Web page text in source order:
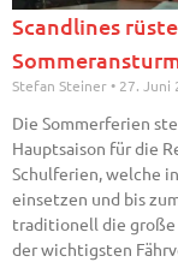
Scandlines
Stefan Steiner 27. Juni
Die Sommerferien
Hauptsaison für die
Schulferien, welche
einsetzen und bis
traditionell die große
der wichtigsten